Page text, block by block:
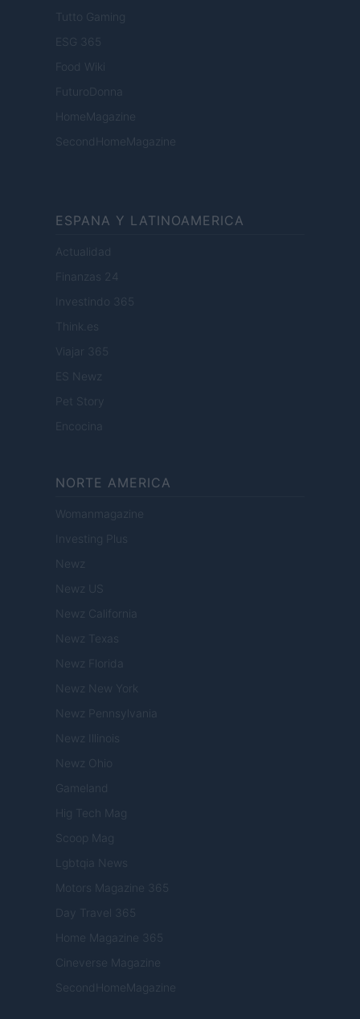
Tutto Gaming
ESG 365
Food Wiki
FuturoDonna
HomeMagazine
SecondHomeMagazine
ESPANA Y LATINOAMERICA
Actualidad
Finanzas 24
Investindo 365
Think.es
Viajar 365
ES Newz
Pet Story
Encocina
NORTE AMERICA
Womanmagazine
Investing Plus
Newz
Newz US
Newz California
Newz Texas
Newz Florida
Newz New York
Newz Pennsylvania
Newz Illinois
Newz Ohio
Gameland
Hig Tech Mag
Scoop Mag
Lgbtqia News
Motors Magazine 365
Day Travel 365
Home Magazine 365
Cineverse Magazine
SecondHomeMagazine